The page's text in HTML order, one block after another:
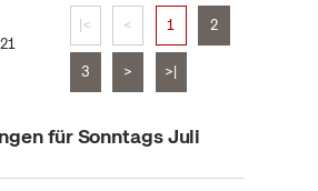
|< < 1 2
3 > >|
für Sonntags Juli